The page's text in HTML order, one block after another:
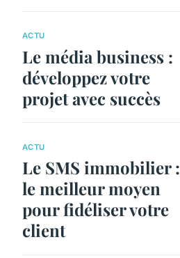
ACTU
Le média business :
développez votre
projet avec succès
ACTU
Le SMS immobilier :
le meilleur moyen
pour fidéliser votre
client